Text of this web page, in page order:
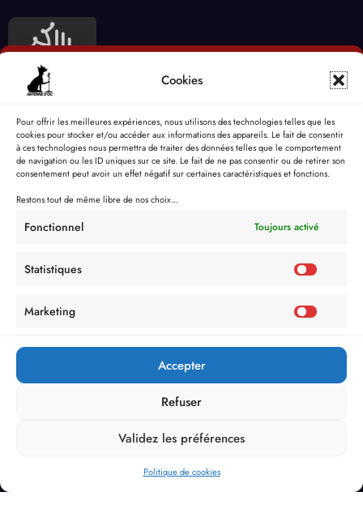
Cookies
Pour offrir les meilleures expériences, nous utilisons des technologies telles que les
cookies pour stocker et/ou accéder aux informations des appareils. Le fait de consentir
à ces technologies nous permettra de traiter des données telles que le comportement
de navigation ou les ID uniques sur ce site. Le fait de ne pas consentir ou de retirer son
consentement peut avoir un effet négatif sur certaines caractéristiques et fonctions.
Restons tout de même libre de nos choix...
Fonctionnel Toujours activé
Statistiques
Marketing
Accepter
Refuser
Validez les préférences
Politique de cookies